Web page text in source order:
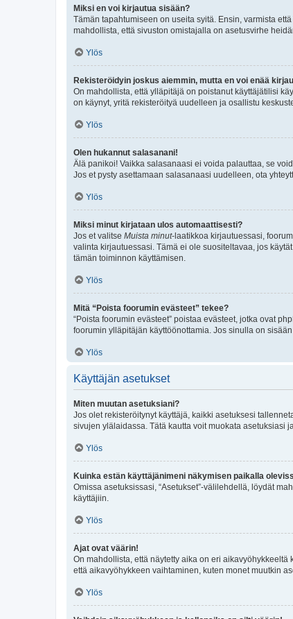
Miksi en voi kirjautua sisään?
Tämän tapahtumiseen on useita syitä. Ensin, varmista
mahdollista, että sivuston omistajalla on asetusvirhe
Ylös
Rekisteröidyin joskus aiemmin, mutta en voi enää
On mahdollista, että ylläpitäjä on poistanut käyttäjätilisi
on käynyt, yritä rekisteröityä uudelleen ja osallistu
Ylös
Olen hukannut salasanani!
Älä panikoi! Vaikka salasanaasi ei voida palauttaa, se
Jos et pysty asettamaan salasanaasi uudelleen, ota
Ylös
Miksi minut kirjataan ulos automaattisesti?
Jos et valitse Muista minut-laatikkoa kirjautuessasi,
valinta kirjautuessasi. Tämä ei ole suositeltavaa, jos
tämän toiminnon käyttämisen.
Ylös
Mitä “Poista foorumin evästeet” tekee?
“Poista foorumin evästeet” poistaa evästeet, jotka ovat
foorumin ylläpitäjän käyttöönottamia. Jos sinulla on
Ylös
Käyttäjän asetukset
Miten muutan asetuksiani?
Jos olet rekisteröitynyt käyttäjä, kaikki asetuksesi
sivujen ylälaidassa. Tätä kautta voit muokata asetuksiasi
Ylös
Kuinka estän käyttäjänimeni näkymisen paikalla
Omissa asetuksissasi, “Asetukset”-välilehdellä, löydät
käyttäjiin.
Ylös
Ajat ovat väärin!
On mahdollista, että näytetty aika on eri
että aikavyöhykkeen vaihtaminen, kuten monet muutkin
Ylös